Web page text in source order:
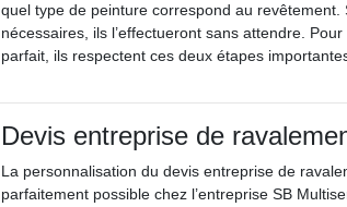
quel type de peinture correspond au revêtement.
nécessaires, ils l’effectueront sans attendre. Pour
parfait, ils respectent ces deux étapes
Devis entreprise de
La personnalisation du devis entreprise de
parfaitement possible chez l’entreprise SB